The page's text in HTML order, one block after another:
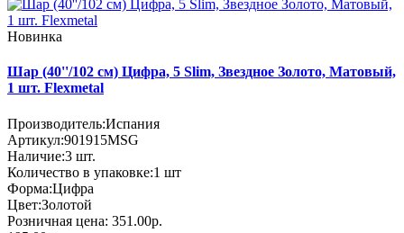
Новинка
Шар (40''/102 см) Цифра, 5 Slim, Звездное Золото, Матовый,
1 шт. Flexmetal
Производитель:Испания
Артикул:901915MSG
Наличие:3 шт.
Количество в упаковке:1 шт
Форма:Цифра
Цвет:Золотой
Розничная цена: 351.00р.